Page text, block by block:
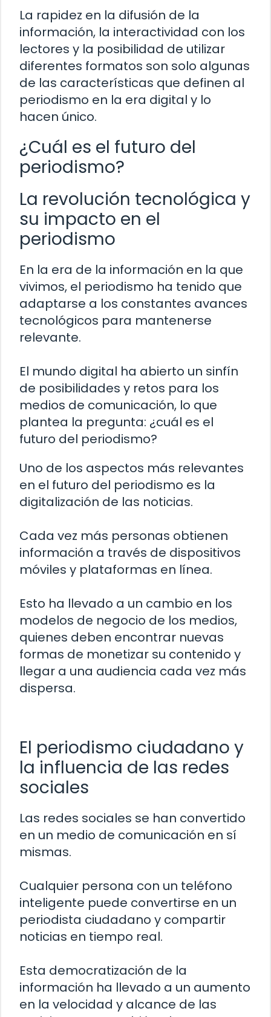
La rapidez en la difusión de la
información, la interactividad con los
lectores y la posibilidad de utilizar
diferentes formatos son solo algunas
de las características que definen al
periodismo en la era digital y lo
hacen único.
¿Cuál es el futuro del
periodismo?
La revolución tecnológica y
su impacto en el
periodismo
En la era de la información en la que
vivimos, el periodismo ha tenido que
adaptarse a los constantes avances
tecnológicos para mantenerse
relevante.
El mundo digital ha abierto un sinfín
de posibilidades y retos para los
medios de comunicación, lo que
plantea la pregunta: ¿cuál es el
futuro del periodismo?
Uno de los aspectos más relevantes
en el futuro del periodismo es la
digitalización de las noticias.
Cada vez más personas obtienen
información a través de dispositivos
móviles y plataformas en línea.
Esto ha llevado a un cambio en los
modelos de negocio de los medios,
quienes deben encontrar nuevas
formas de monetizar su contenido y
llegar a una audiencia cada vez más
dispersa.
El periodismo ciudadano y
la influencia de las redes
sociales
Las redes sociales se han convertido
en un medio de comunicación en sí
mismas.
Cualquier persona con un teléfono
inteligente puede convertirse en un
periodista ciudadano y compartir
noticias en tiempo real.
Esta democratización de la
información ha llevado a un aumento
en la velocidad y alcance de las